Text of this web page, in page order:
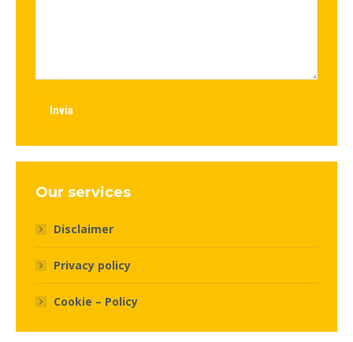
Invia
Our services
Disclaimer
Privacy policy
Cookie – Policy